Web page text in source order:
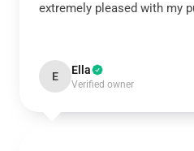
extremely pleased with my
E Ella
Verified owner